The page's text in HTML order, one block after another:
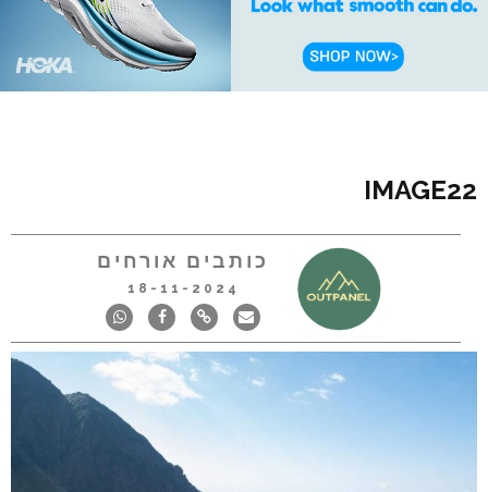
IMAGE22
כותבים אורחים
18-11-2024